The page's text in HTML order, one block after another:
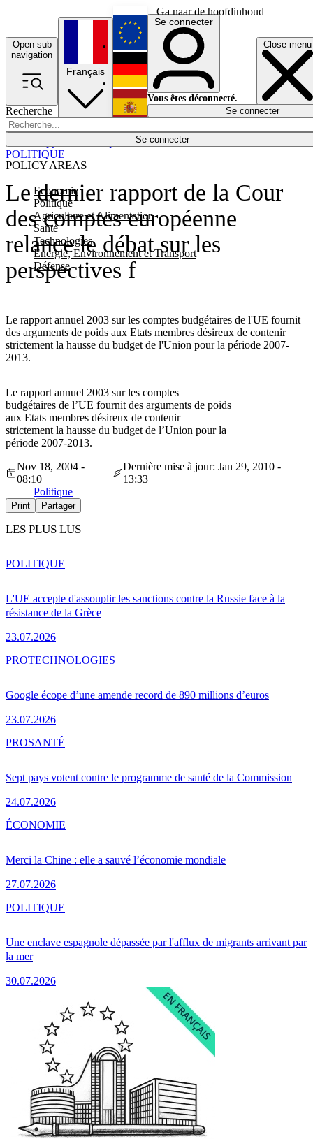
Ga naar de hoofdinhoud
Open sub
navigation
Close menu
Recherche
Se connecter
POLICY AREAS
Economie
Politique
Agriculture et Alimentation
Santé
Technologies
Energie, Environnement et Transport
Défense
Économie
Français
English
Deutsch
Español
Se connecter
Vous êtes déconnecté.
Se connecter
Le dernier rapport de la Cour
des comptes européenne
relance le débat sur les
perspectives f
Le rapport annuel 2003 sur les comptes budgétaires de l'UE fournit
des arguments de poids aux Etats membres désireux de contenir
strictement la hausse du budget de l'Union pour la période 2007-
2013.
POLITIQUE
Le rapport annuel 2003 sur les comptes
budgétaires de l’UE fournit des arguments de poids
aux Etats membres désireux de contenir
strictement la hausse du budget de l’Union pour la
période 2007-2013.
Nov 18, 2004 -
08:10
Dernière mise à jour: Jan 29, 2010 -
13:33
Politique
Print Partager
LES PLUS LUS
L'UE accepte d'assouplir les sanctions contre la Russie face à la
résistance de la Grèce
23.07.2026
POLITIQUE
Google écope d’une amende record de 890 millions d’euros
23.07.2026
PROTECHNOLOGIES
Sept pays votent contre le programme de santé de la Commission
24.07.2026
PROSANTÉ
Merci la Chine : elle a sauvé l’économie mondiale
27.07.2026
ÉCONOMIE
Une enclave espagnole dépassée par l'afflux de migrants arrivant par
la mer
30.07.2026
POLITIQUE